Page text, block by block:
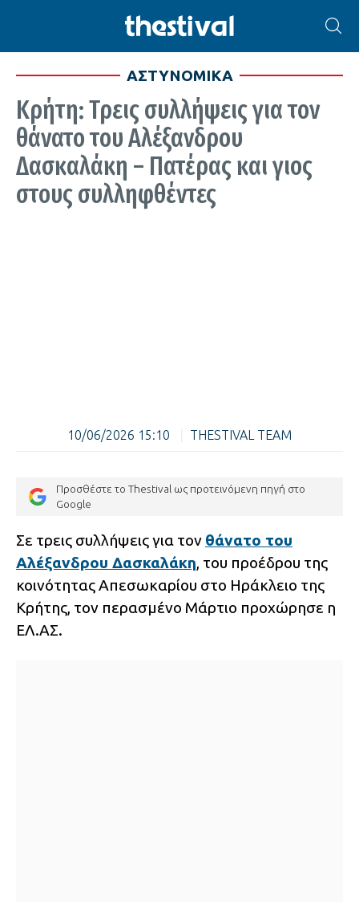
ΑΣΤΥΝΟΜΙΚΑ
Κρήτη: Τρεις συλλήψεις για τον
θάνατο του Αλέξανδρου
Δασκαλάκη – Πατέρας και γιος
στους συλληφθέντες
10/06/2026 15:10 THESTIVAL TEAM
Προσθέστε το Thestival ως προτεινόμενη πηγή στο
Google
Σε τρεις συλλήψεις για τον θάνατο του
Αλέξανδρου Δασκαλάκη, του προέδρου της
κοινότητας Απεσωκαρίου στο Ηράκλειο της
Κρήτης, τον περασμένο Μάρτιο προχώρησε η
ΕΛ.ΑΣ.